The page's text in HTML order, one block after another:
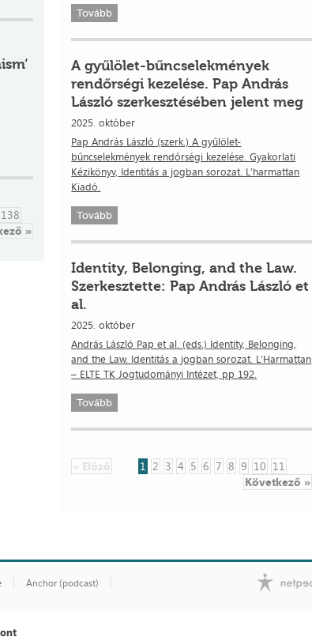
138
»
Tovább
A gyűlölet-bűncselekmények
rendőrségi kezelése. Pap András
László szerkesztésében jelent meg
2025. október
Pap András László (szerk.) A gyűlölet-
bűncselekmények rendőrségi kezelése. Gyakorlati
Kézikönyv, Identitás a jogban sorozat. L'harmattan
Kiadó.
Tovább
Identity, Belonging, and the Law.
Szerkesztette: Pap András László et
al.
2025. október
András László Pap et al. (eds.) Identity, Belonging,
and the Law. Identitás a jogban sorozat. L'Harmattan
– ELTE TK Jogtudományi Intézet, pp 192.
Tovább
« Előző 1 2 3 4 5 6 7 8 9 10 11
Következő »
Anchor (podcast)